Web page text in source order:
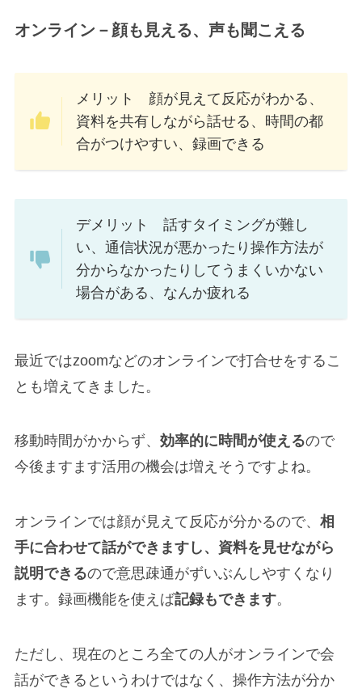
オンライン－顔も見える、声も聞こえる
メリット 顔が見えて反応がわかる、
資料を共有しながら話せる、時間の都
合がつけやすい、録画できる
デメリット 話すタイミングが難し
い、通信状況が悪かったり操作方法が
分からなかったりしてうまくいかない
場合がある、なんか疲れる
最近ではzoomなどのオンラインで打合せをするこ
とも増えてきました。
移動時間がかからず、 効率的に時間が使えるので
今後ますます活用の機会は増えそうですよね。
オンラインでは顔が見えて反応が分かるので、 相
手に合わせて話ができますし、資料を見せながら
説明できるので意思疎通がずいぶんしやすくなり
ます。録画機能を使えば記録もできます。
ただし、現在のところ全ての人がオンラインで会
話ができるというわけではなく、操作方法が分か